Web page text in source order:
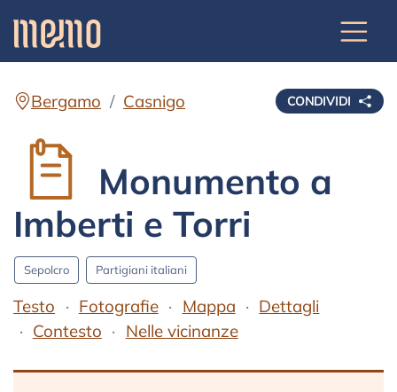
CONDIVIDI
Bergamo Casnigo
Monumento a
Imberti e Torri
Sepolcro Partigiani italiani
Testo Fotografie Mappa
Dettagli
Contesto
Nelle vicinanze